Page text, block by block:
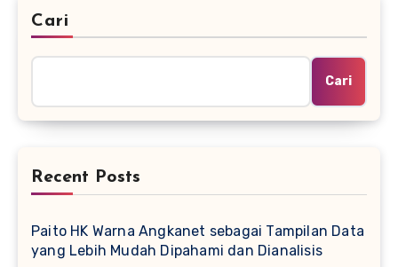
Cari
Cari
Recent Posts
Paito HK Warna Angkanet sebagai Tampilan Data
yang Lebih Mudah Dipahami dan Dianalisis